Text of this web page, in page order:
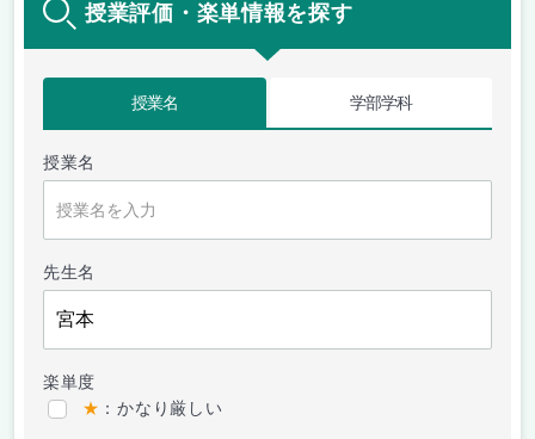
授業評価・楽単情報を探す
授業名 学部学科
授業名
先生名
楽単度
★ ：かなり厳しい